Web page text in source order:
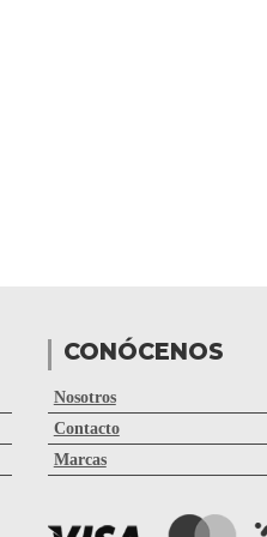
CONÓCENOS
Nosotros
Contacto
Marcas